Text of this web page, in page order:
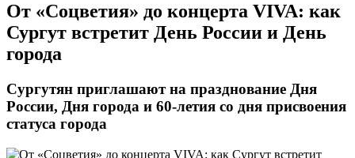
​От «Соцветия» до концерта VIVA: как
Сургут встретит День России и День
города
Сургутян приглашают на празднование Дня
России, Дня города и 60-летия со дня присвоения
статуса города